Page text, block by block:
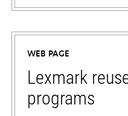
opens
in
new
tab
WEB PAGE
Lexmark
programs